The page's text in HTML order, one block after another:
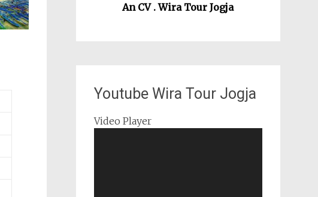
An CV . Wira Tour Jogja
Youtube Wira Tour Jogja
Video Player